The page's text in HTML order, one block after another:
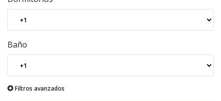
Baño
Filtros avanzados